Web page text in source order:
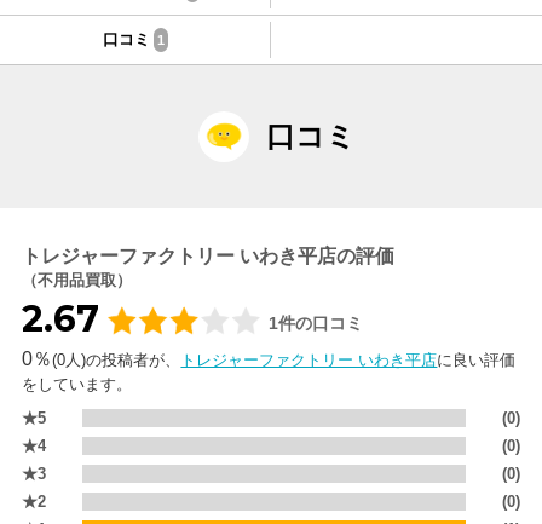
口コミ 1
口コミ
トレジャーファクトリー いわき平店の評価
（不用品買取）
2.67 1件の口コミ
0％(0人)の投稿者が、 トレジャーファクトリー いわき平店に良い評価
をしています。
★5
(0)
★4
(0)
★3
(0)
★2
(0)